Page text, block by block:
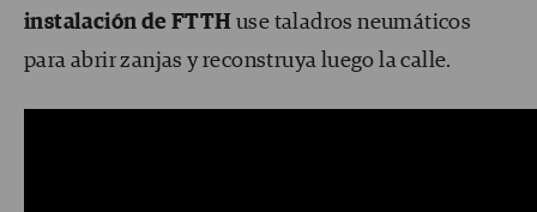
instalación de FTTH use taladros neumáticos
para abrir zanjas y reconstruya luego la calle.